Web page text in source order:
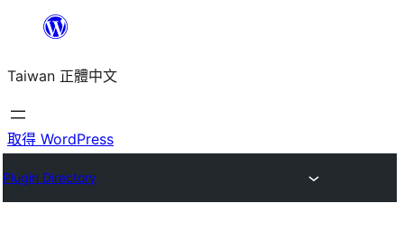
主
要
內
Taiwan 正體中文
取得 WordPress
Plugin Directory